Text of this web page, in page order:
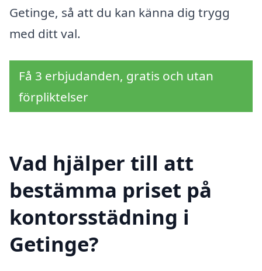
Getinge, så att du kan känna dig trygg
med ditt val.
Få 3 erbjudanden, gratis och utan
förpliktelser
Vad hjälper till att
bestämma priset på
kontorsstädning i
Getinge?